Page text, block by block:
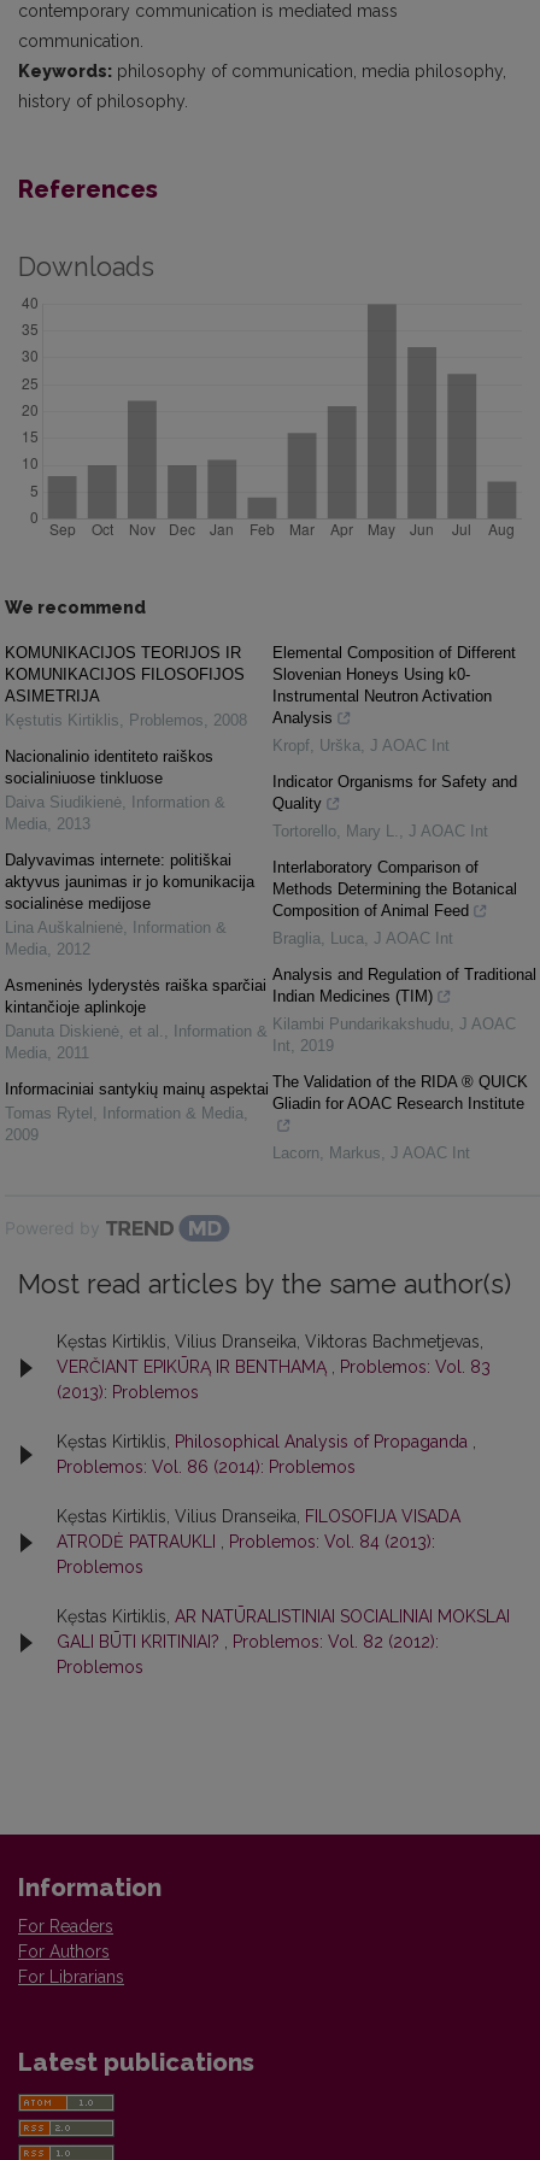
contemporary communication is mediated mass
communication.
Keywords: philosophy of communication, media philosophy,
history of philosophy.
References
Downloads
We recommend
KOMUNIKACIJOS TEORIJOS IR
KOMUNIKACIJOS FILOSOFIJOS
ASIMETRIJA
Kęstutis Kirtiklis, Problemos, 2008
Nacionalinio identiteto raiškos
socialiniuose tinkluose
Daiva Siudikienė,
Information &
Media, 2013
Dalyvavimas internete: politiškai
aktyvus jaunimas ir jo komunikacija
socialinėse medijose
Lina Auškalnienė,
Information &
Media, 2012
Asmeninės lyderystės raiška sparčiai
kintančioje aplinkoje
Danuta Diskienė, et al. ,
Information &
Media, 2011
Informaciniai santykių mainų aspektai
Tomas Rytel , Information & Media,
2009
Elemental Composition of Different
Slovenian Honeys Using k0-
Instrumental Neutron Activation
Analysis
Kropf, Urška, J AOAC Int
Indicator Organisms for Safety and
Quality
Tortorello, Mary L. , J AOAC Int
Interlaboratory Comparison of
Methods Determining the Botanical
Composition of Animal Feed
Braglia, Luca, J AOAC Int
Analysis and Regulation of Traditional
Indian Medicines (TIM)
Kilambi Pundarikakshudu, J AOAC
Int, 2019
The Validation of the RIDA ® QUICK
Gliadin for AOAC Research Institute
Lacorn, Markus, J AOAC Int
Powered by
Most read articles by the same author(s)
Kęstas Kirtiklis, Vilius Dranseika, Viktoras Bachmetjevas,
VERČIANT EPIKŪRĄ IR BENTHAMĄ
Problemos: Vol. 83
(2013): Problemos
Kęstas Kirtiklis, Philosophical Analysis of Propaganda
Problemos: Vol. 86 (2014): Problemos
Kęstas Kirtiklis, Vilius Dranseika,
FILOSOFIJA VISADA
ATRODĖ PATRAUKLI
Problemos: Vol. 84 (2013):
Problemos
Kęstas Kirtiklis, AR NATŪRALISTINIAI SOCIALINIAI MOKSLAI
GALI BŪTI KRITINIAI?
Problemos: Vol. 82 (2012):
Problemos
Information
For Readers
For Authors
For Librarians
Latest publications